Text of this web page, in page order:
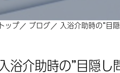
トップ ブログ 入浴介助時の”目
入浴介助時の”目隠し